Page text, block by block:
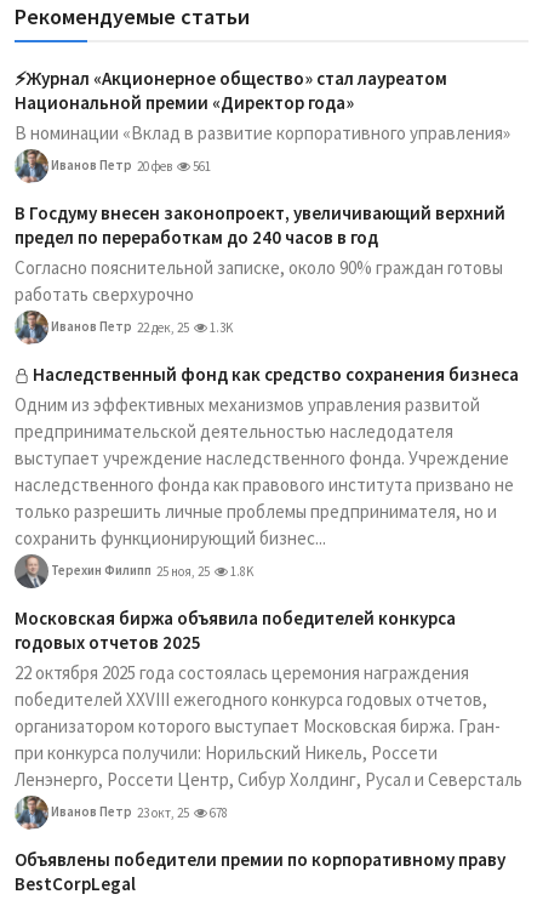
Рекомендуемые статьи
⚡️Журнал «Акционерное общество» стал лауреатом
Национальной премии «Директор года»
В номинации «Вклад в развитие корпоративного управления»
Иванов Петр 20 фев 561
В Госдуму внесен законопроект, увеличивающий верхний
предел по переработкам до 240 часов в год
Согласно пояснительной записке, около 90% граждан готовы
работать сверхурочно
Иванов Петр 22 дек, 25 1.3K
Наследственный фонд как средство сохранения бизнеса
Одним из эффективных механизмов управления развитой
предпринимательской деятельностью наследодателя
выступает учреждение наследственного фонда. Учреждение
наследственного фонда как правового института призвано не
только разрешить личные проблемы предпринимателя, но и
сохранить функционирующий бизнес...
Терехин Филипп 25 ноя, 25 1.8K
Московская биржа объявила победителей конкурса
годовых отчетов 2025
22 октября 2025 года состоялась церемония награждения
победителей XXVIII ежегодного конкурса годовых отчетов,
организатором которого выступает Московская биржа. Гран-
при конкурса получили: Норильский Никель, Россети
Ленэнерго, Россети Центр, Сибур Холдинг, Русал и Северсталь
Иванов Петр 23 окт, 25 678
Объявлены победители премии по корпоративному праву
BestCorpLegal